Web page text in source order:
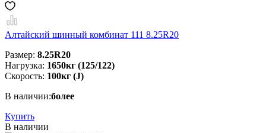
Алтайский шинный комбинат 111 8.25R20
Размер: 8.25R20
Нагрузка: 1650кг (125/122)
Скорость: 100кг (J)
В наличии:более
Купить
В наличии